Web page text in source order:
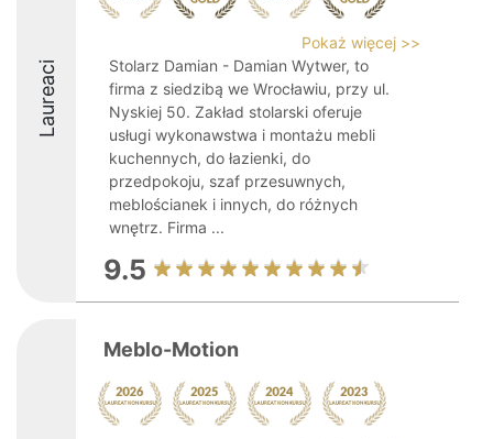
Laureaci
Pokaż więcej >>
Stolarz Damian - Damian Wytwer, to
firma z siedzibą we Wrocławiu, przy ul.
Nyskiej 50. Zakład stolarski oferuje
usługi wykonawstwa i montażu mebli
kuchennych, do łazienki, do
przedpokoju, szaf przesuwnych,
meblościanek i innych, do różnych
wnętrz. Firma ...
9.5
Meblo-Motion